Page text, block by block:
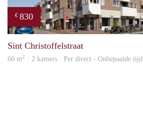
€ 830
Sint Christoffelstraat
60 m2 · 2 kamers · Per direct - Onbepaalde tijd